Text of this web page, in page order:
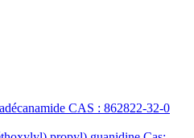
CAS : 862822-32-0